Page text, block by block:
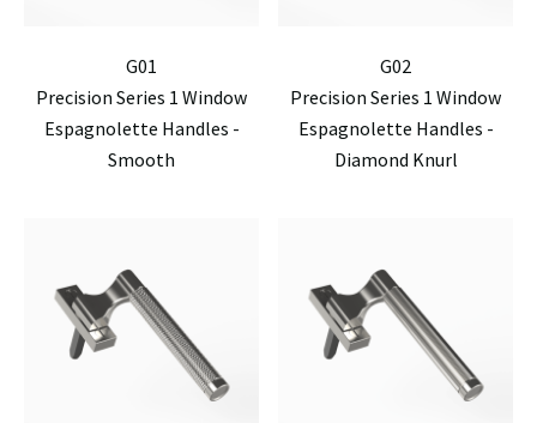
G01
Precision Series 1 Window
Espagnolette Handles -
Smooth
G02
Precision Series 1 Window
Espagnolette Handles -
Diamond Knurl